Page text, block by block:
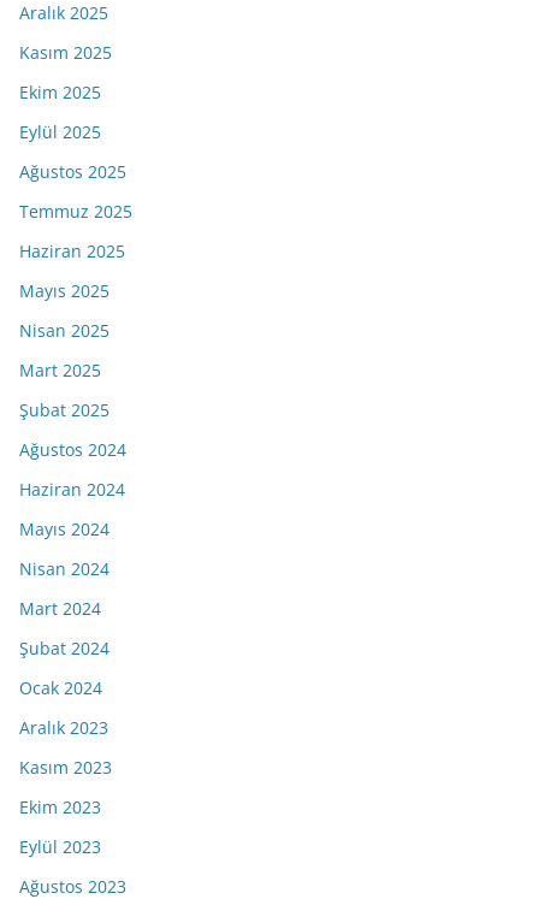
Aralık 2025
Kasım 2025
Ekim 2025
Eylül 2025
Ağustos 2025
Temmuz 2025
Haziran 2025
Mayıs 2025
Nisan 2025
Mart 2025
Şubat 2025
Ağustos 2024
Haziran 2024
Mayıs 2024
Nisan 2024
Mart 2024
Şubat 2024
Ocak 2024
Aralık 2023
Kasım 2023
Ekim 2023
Eylül 2023
Ağustos 2023